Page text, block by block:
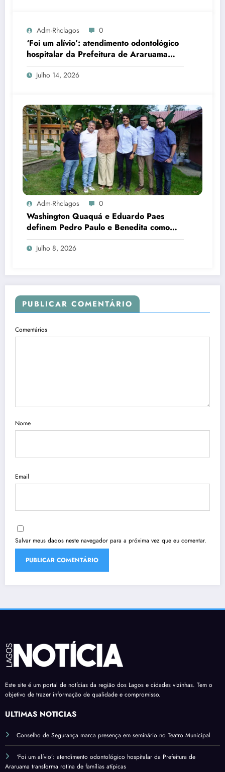
Adm-Rhclagos 0
‘Foi um alívio’: atendimento odontológico
hospitalar da Prefeitura de Araruama
transforma rotina de famílias atípicas
Julho 14, 2026
Adm-Rhclagos 0
Washington Quaquá e Eduardo Paes
definem Pedro Paulo e Benedita como
candidatos ao Senado no Rio
Julho 8, 2026
PUBLICAR COMENTÁRIO
Comentários
Nome
Email
Salvar meus dados neste navegador para a próxima vez que eu comentar.
Este site é um portal de notícias da região dos Lagos e cidades vizinhas. Tem o
objetivo de trazer informação de qualidade e compromisso.
ÚLTIMAS NOTÍCIAS
Conselho de Segurança marca presença em seminário no Teatro Municipal
‘Foi um alívio’: atendimento odontológico hospitalar da Prefeitura de
Araruama transforma rotina de famílias atípicas